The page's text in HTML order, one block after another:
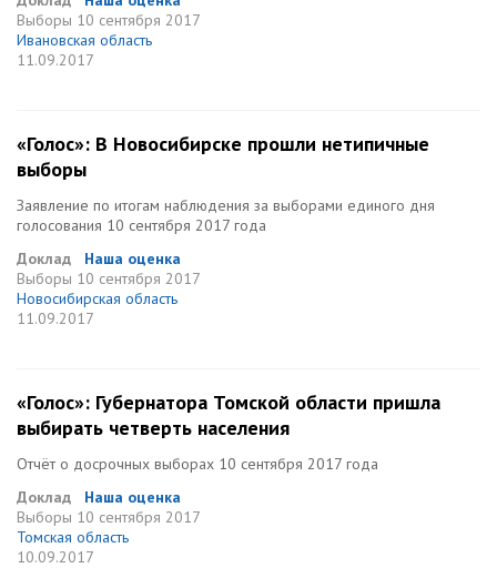
Выборы 10 сентября 2017
Ивановская область
11.09.2017
«Голос»: В Новосибирске прошли нетипичные
выборы
Заявление по итогам наблюдения за выборами единого дня
голосования 10 сентября 2017 года
Доклад
Наша оценка
Выборы 10 сентября 2017
Новосибирская область
11.09.2017
«Голос»: Губернатора Томской области пришла
выбирать четверть населения
Отчёт о досрочных выборах 10 сентября 2017 года
Доклад
Наша оценка
Выборы 10 сентября 2017
Томская область
10.09.2017